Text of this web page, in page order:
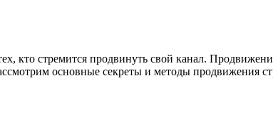
кто стремится продвинуть свой канал.
основные секреты и методы продвижения